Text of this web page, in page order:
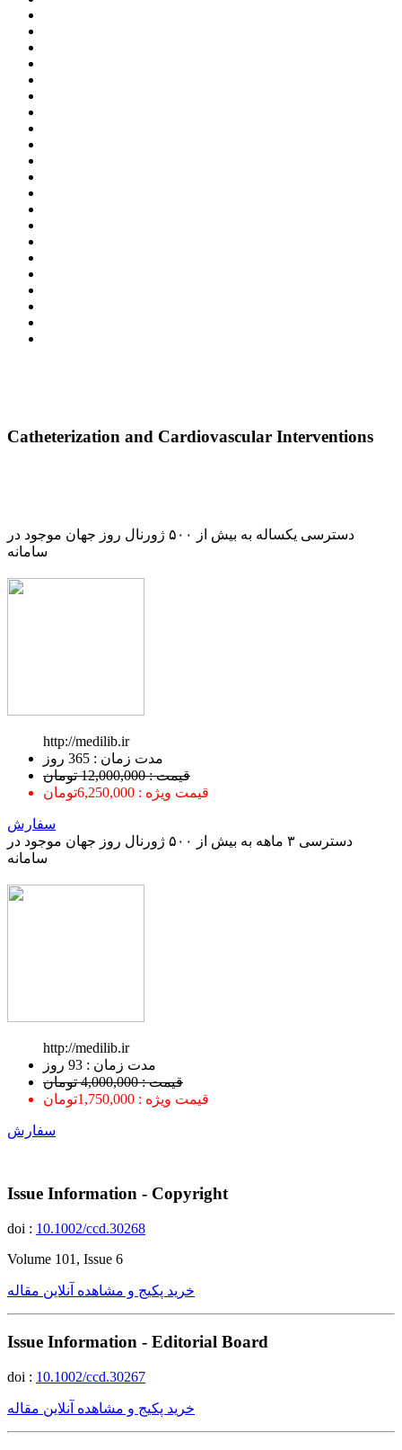
Catheterization and Cardiovascular Interventions
دسترسی یکساله به بیش از ۵۰۰ ژورنال روز جهان موجود در
سامانه
http://medilib.ir
ﻣﺪﺕ ﺯﻣﺎﻥ : 365 ﺭﻭﺯ
قیمت : 12,000,000 تومان
قیمت ویژه : 6,250,000تومان
سفارش
دسترسی ۳ ماهه به بیش از ۵۰۰ ژورنال روز جهان موجود در
سامانه
http://medilib.ir
ﻣﺪﺕ ﺯﻣﺎﻥ : 93 ﺭﻭﺯ
قیمت : 4,000,000 تومان
قیمت ویژه : 1,750,000تومان
سفارش
Issue Information - Copyright
doi : 10.1002/ccd.30268
Volume 101, Issue 6
خرید پکیج و مشاهده آنلاین مقاله
Issue Information - Editorial Board
doi : 10.1002/ccd.30267
خرید پکیج و مشاهده آنلاین مقاله